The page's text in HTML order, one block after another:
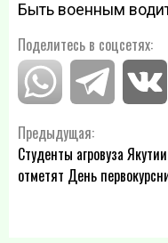
Быть военным
Поделитесь в соцсетях:
Навигация
по
Предыдущая:
Студенты агровуза Якутии
отметят День